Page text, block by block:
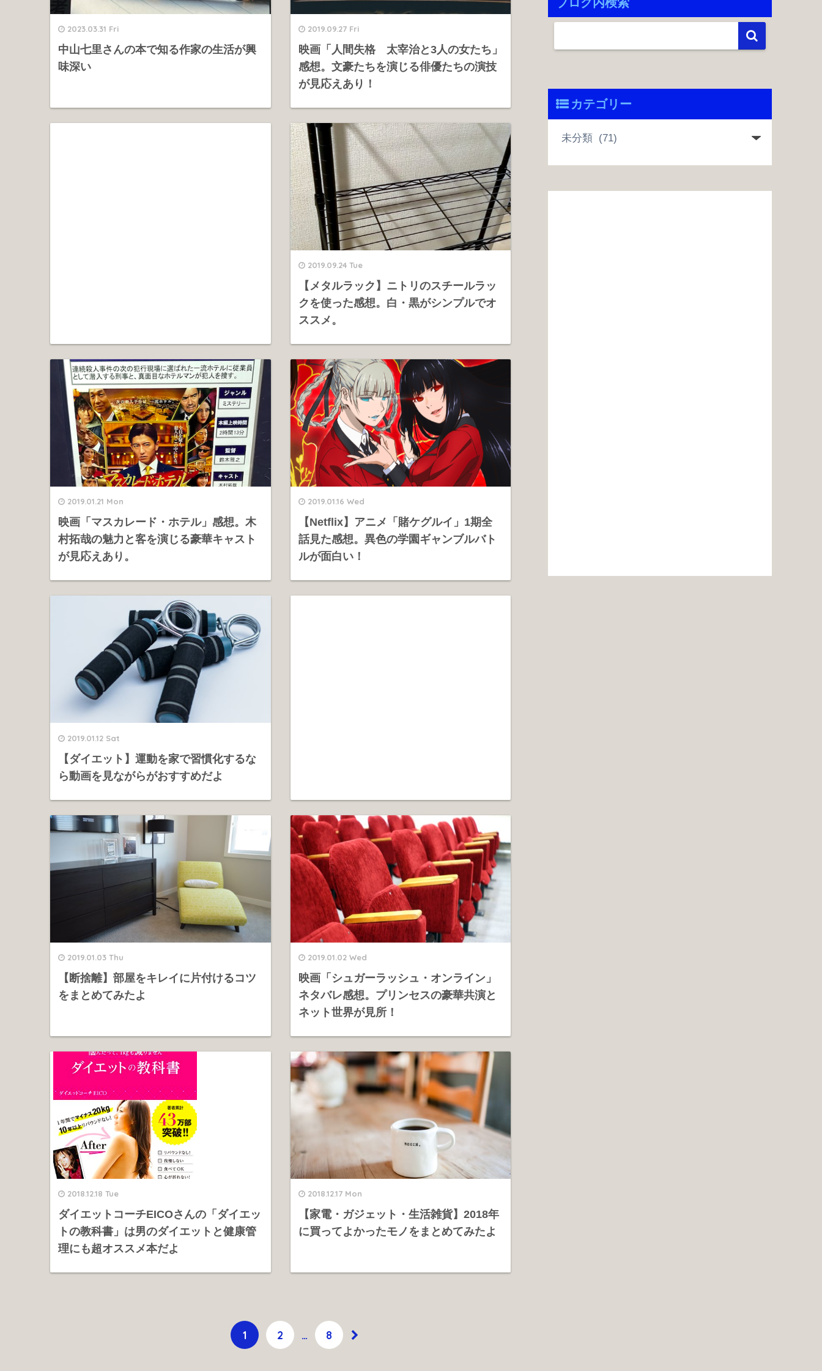
2023.03.31 Fri
中山七里さんの本で知る作家の生活が興
味深い
2019.09.27 Fri
映画「人間失格 太宰治と3人の女たち」
感想。文豪たちを演じる俳優たちの演技
が見応えあり！
2019.09.24 Tue
【メタルラック】ニトリのスチールラッ
クを使った感想。白・黒がシンプルでオ
ススメ。
2019.01.21 Mon
映画「マスカレード・ホテル」感想。木
村拓哉の魅力と客を演じる豪華キャスト
が見応えあり。
2019.01.16 Wed
【Netflix】アニメ「賭ケグルイ」1期全
話見た感想。異色の学園ギャンブルバト
ルが面白い！
2019.01.12 Sat
【ダイエット】運動を家で習慣化するな
ら動画を見ながらがおすすめだよ
2019.01.03 Thu
【断捨離】部屋をキレイに片付けるコツ
をまとめてみたよ
2019.01.02 Wed
映画「シュガーラッシュ・オンライン」
ネタバレ感想。プリンセスの豪華共演と
ネット世界が見所！
2018.12.18 Tue
ダイエットコーチEICOさんの「ダイエッ
トの教科書」は男のダイエットと健康管
理にも超オススメ本だよ
2018.12.17 Mon
【家電・ガジェット・生活雑貨】2018年
に買ってよかったモノをまとめてみたよ
1 2 … 8
カテゴリー